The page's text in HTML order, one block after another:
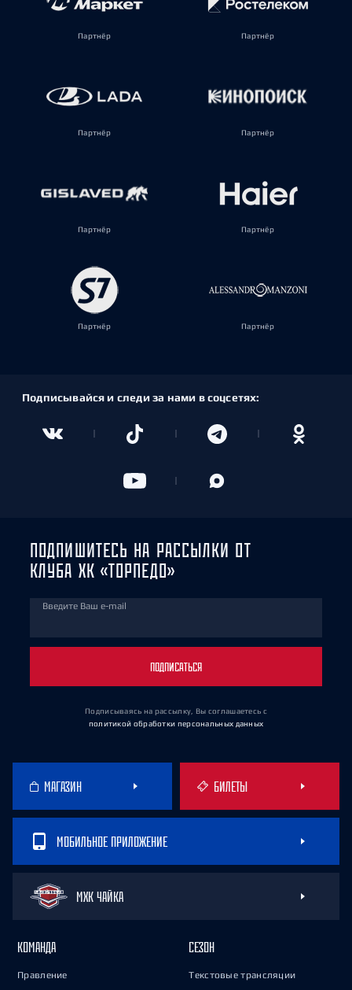
Партнёр Партнёр
Партнёр Партнёр
Партнёр Партнёр
Партнёр Партнёр
Подписывайся и следи за нами в соцсетях:
ПОДПИШИТЕСЬ НА РАССЫЛКИ ОТ
КЛУБА ХК «ТОРПЕДО»
Введите Ваш e-mail
ПОДПИСАТЬСЯ
Подписываясь на рассылку, Вы соглашаетесь с
политикой обработки персональных данных
МАГАЗИН БИЛЕТЫ
МОБИЛЬНОЕ ПРИЛОЖЕНИЕ
МХК ЧАЙКА
КОМАНДА
Правление
СЕЗОН
Текстовые трансляции